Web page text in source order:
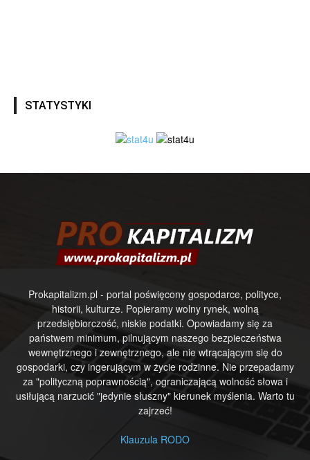
STATYSTYKI
Prokapitalizm.pl - portal poświęcony gospodarce, polityce,
historii, kulturze. Popieramy wolny rynek, wolną
przedsiębiorczość, niskie podatki. Opowiadamy się za
państwem minimum, pilnującym naszego bezpieczeństwa
wewnętrznego i zewnętrznego, ale nie wtrącającym się do
gospodarki, czy ingerującym w życie rodzinne. Nie przepadamy
za "polityczną poprawnością", ograniczającą wolność słowa i
usiłującą narzucić "jedynie słuszny" kierunek myślenia. Warto tu
zajrzeć!
Klauzula RODO